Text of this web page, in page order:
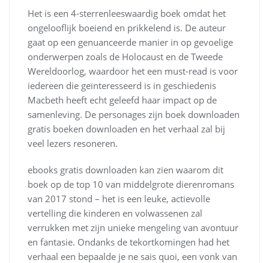
Het is een 4-sterrenleeswaardig boek omdat het
ongelooflijk boeiend en prikkelend is. De auteur
gaat op een genuanceerde manier in op gevoelige
onderwerpen zoals de Holocaust en de Tweede
Wereldoorlog, waardoor het een must-read is voor
iedereen die geïnteresseerd is in geschiedenis
Macbeth heeft echt geleefd haar impact op de
samenleving. De personages zijn boek downloaden
gratis boeken downloaden en het verhaal zal bij
veel lezers resoneren.
ebooks gratis downloaden kan zien waarom dit
boek op de top 10 van middelgrote dierenromans
van 2017 stond – het is een leuke, actievolle
vertelling die kinderen en volwassenen zal
verrukken met zijn unieke mengeling van avontuur
en fantasie. Ondanks de tekortkomingen had het
verhaal een bepaalde je ne sais quoi, een vonk van